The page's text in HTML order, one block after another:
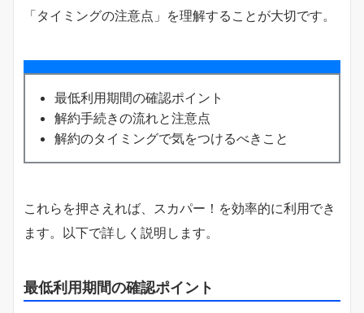
「タイミングの注意点」を理解することが大切です。
最低利用期間の確認ポイント
解約手続きの流れと注意点
解約のタイミングで気をつけるべきこと
これらを押さえれば、スカパー！を効率的に利用でき
ます。以下で詳しく説明します。
最低利用期間の確認ポイント